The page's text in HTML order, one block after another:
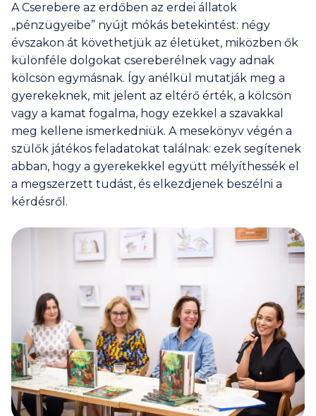
A Cserebere az erdőben az erdei állatok
„pénzügyeibe” nyújt mókás betekintést: négy
évszakon át követhetjük az életüket, miközben ők
különféle dolgokat csereberélnek vagy adnak
kölcsön egymásnak. Így anélkül mutatják meg a
gyerekeknek, mit jelent az eltérő érték, a kölcsön
vagy a kamat fogalma, hogy ezekkel a szavakkal
meg kellene ismerkedniük. A mesekönyv végén a
szülők játékos feladatokat találnak: ezek segítenek
abban, hogy a gyerekekkel együtt mélyíthessék el
a megszerzett tudást, és elkezdjenek beszélni a
kérdésről.